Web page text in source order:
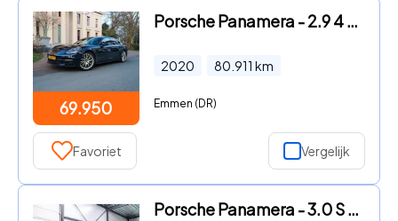
69.950
Porsche Panamera - 2.9 4 E-Hybrid 10 Years Edition l Sport Chrono l Stoelkoelin
2020 80.911 km
Emmen (DR)
Favoriet Vergelijk
Porsche Panamera - 3.0 S Hybrid | Yachting Blue | Executive Rear Seat | youngti